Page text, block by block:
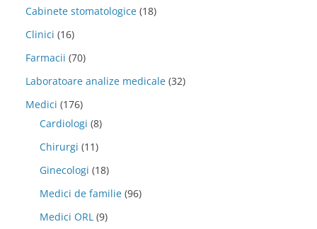
Cabinete stomatologice (18)
Clinici (16)
Farmacii (70)
Laboratoare analize medicale (32)
Medici (176)
Cardiologi (8)
Chirurgi (11)
Ginecologi (18)
Medici de familie (96)
Medici ORL (9)